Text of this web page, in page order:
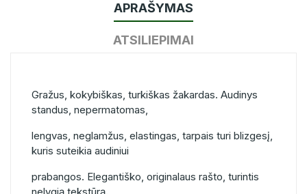
APRAŠYMAS
ATSILIEPIMAI
Gražus, kokybiškas, turkiškas žakardas. Audinys
standus, nepermatomas,
lengvas, neglamžus, elastingas, tarpais turi blizgesį,
kuris suteikia audiniui
prabangos. Elegantiško, originalaus rašto, turintis